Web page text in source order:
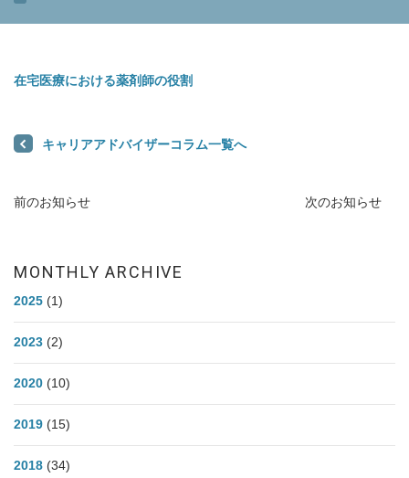
在宅医療における薬剤師の役割
キャリアアドバイザーコラム一覧へ
前のお知らせ 次のお知らせ
MONTHLY ARCHIVE
2025 (1)
2023 (2)
2020 (10)
2019 (15)
2018 (34)